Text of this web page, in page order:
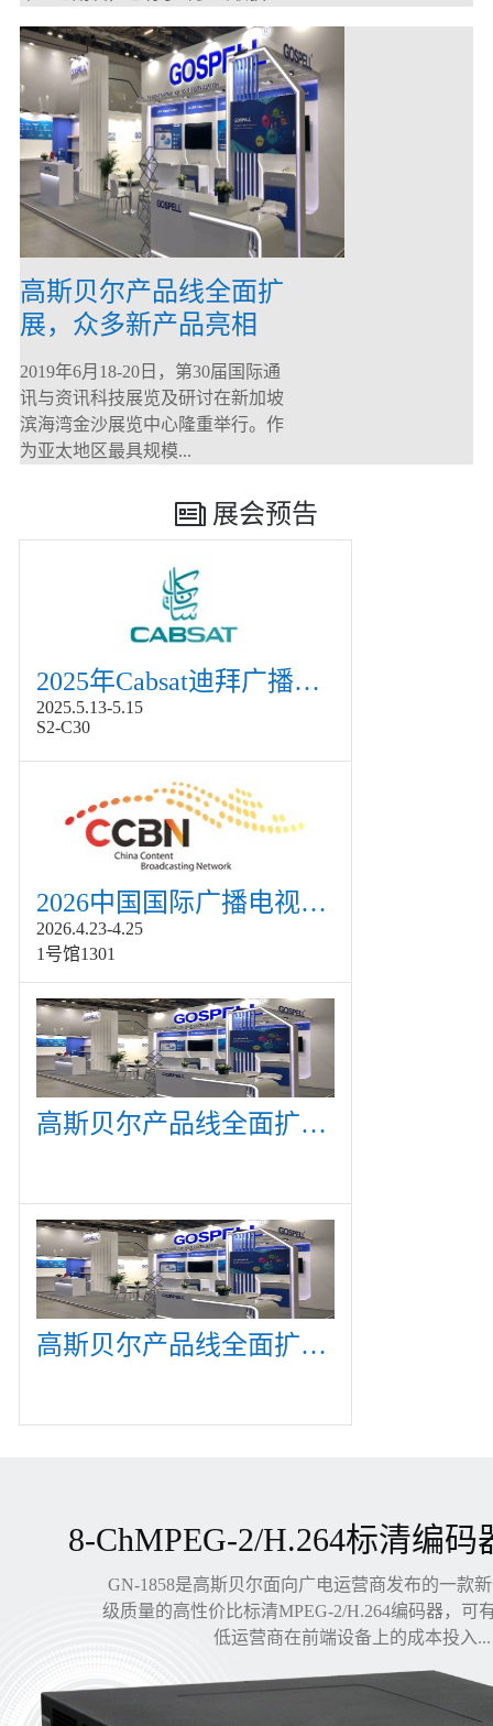
高斯贝尔产品线全面扩
展，众多新产品亮相
CommunicAsia 2019
2019年6月18-20日，第30届国际通
讯与资讯科技展览及研讨在新加坡
滨海湾金沙展览中心隆重举行。作
为亚太地区最具规模...
展会预告
2025年Cabsat迪拜广播电视展
2025.5.13-5.15
S2-C30
2026中国国际广播电视信息网络展览会展
2026.4.23-4.25
1号馆1301
高斯贝尔产品线全面扩展，众多新产品亮相CommunicAsia 2019
高斯贝尔产品线全面扩展，众多新产品亮相CommunicAsia 2019
8-ChMPEG-2/H.264标清编码
GN-1858是高斯贝尔面向广电运营商发布的一款
级质量的高性价比标清MPEG-2/H.264编码器，可
低运营商在前端设备上的成本投入...